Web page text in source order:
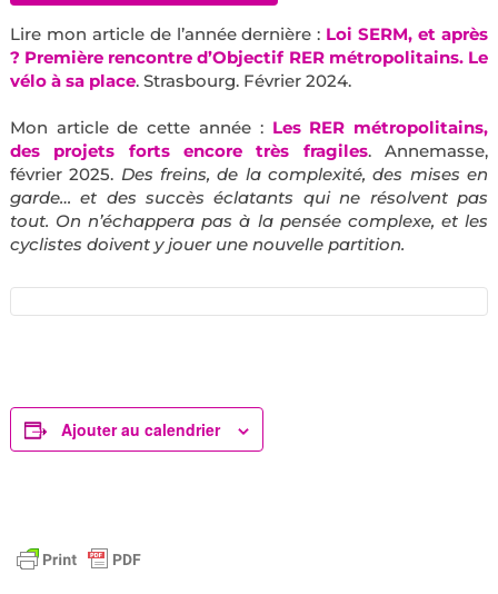
Lire mon article de l’année dernière : Loi SERM, et après
? Première rencontre d’Objectif RER métropolitains. Le
vélo à sa place. Strasbourg. Février 2024.
Mon article de cette année : Les RER métropolitains,
des projets forts encore très fragiles. Annemasse,
février 2025. Des freins, de la complexité, des mises en
garde… et des succès éclatants qui ne résolvent pas
tout. On n’échappera pas à la pensée complexe, et les
cyclistes doivent y jouer une nouvelle partition.
Ajouter au calendrier